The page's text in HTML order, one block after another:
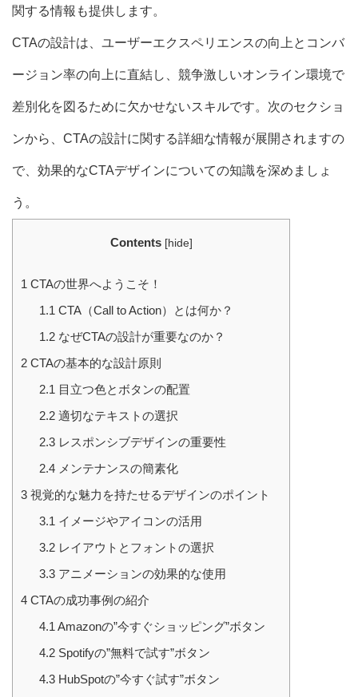
関する情報も提供します。
CTAの設計は、ユーザーエクスペリエンスの向上とコンバ
ージョン率の向上に直結し、競争激しいオンライン環境で
差別化を図るために欠かせないスキルです。次のセクショ
ンから、CTAの設計に関する詳細な情報が展開されますの
で、効果的なCTAデザインについての知識を深めましょ
う。
Contents [hide]
1 CTAの世界へようこそ！
1.1 CTA（Call to Action）とは何か？
1.2なぜCTAの設計が重要なのか？
2 CTAの基本的な設計原則
2.1 目立つ色とボタンの配置
2.2適切なテキストの選択
2.3レスポンシブデザインの重要性
2.4メンテナンスの簡素化
3 視覚的な魅力を持たせるデザインのポイント
3.1 イメージやアイコンの活用
3.2レイアウトとフォントの選択
3.3アニメーションの効果的な使用
4 CTAの成功事例の紹介
4.1 Amazonの”今すぐショッピング”ボタン
4.2Spotifyの”無料で試す”ボタン
4.3HubSpotの”今すぐ試す”ボタン